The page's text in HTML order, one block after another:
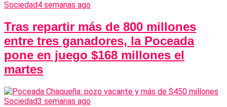
Sociedad4 semanas ago
Tras repartir más de 800 millones
entre tres ganadores, la Poceada
pone en juego $168 millones el
martes
Sociedad3 semanas ago